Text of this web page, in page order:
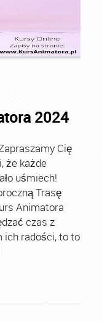
2024
Cię
że każde
uśmiech!
Trasę
Animatora
czas z
ich radości, to to